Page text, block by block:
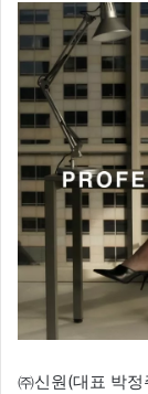
㈜신원(대표 박